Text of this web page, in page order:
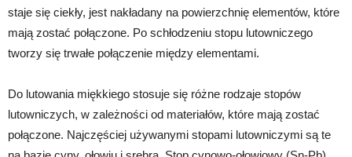
staje się ciekły, jest nakładany na powierzchnię elementów, które
mają zostać połączone. Po schłodzeniu stopu lutowniczego
tworzy się trwałe połączenie między elementami.
Do lutowania miękkiego stosuje się różne rodzaje stopów
lutowniczych, w zależności od materiałów, które mają zostać
połączone. Najczęściej używanymi stopami lutowniczymi są te